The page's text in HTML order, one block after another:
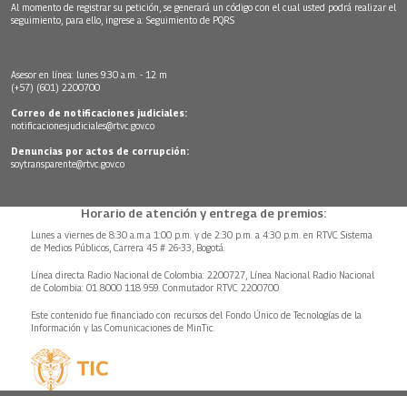
Al momento de registrar su petición, se generará un código con el cual usted podrá realizar el
seguimiento, para ello, ingrese a: Seguimiento de PQRS
Asesor en línea: lunes 9:30 a.m. - 12 m
(+57) (601) 2200700
Correo de notificaciones judiciales:
notificacionesjudiciales@rtvc.gov.co
Denuncias por actos de corrupción:
soytransparente@rtvc.gov.co
Horario de atención y entrega de premios:
Lunes a viernes de 8:30 a.m.a 1:00 p.m. y de 2:30 p.m. a 4:30 p.m. en RTVC Sistema
de Medios Públicos, Carrera 45 # 26-33, Bogotá.
Línea directa Radio Nacional de Colombia: 2200727, Línea Nacional Radio Nacional
de Colombia: 01 8000 118 959. Conmutador RTVC 2200700
Este contenido fue financiado con recursos del Fondo Único de Tecnologías de la
Información y las Comunicaciones de MinTic.